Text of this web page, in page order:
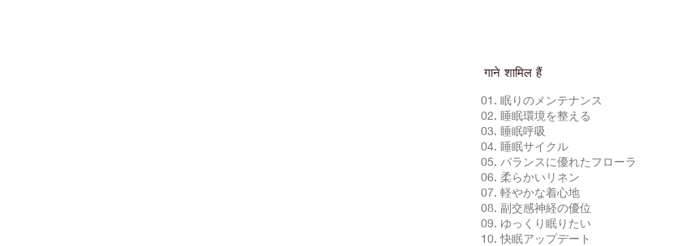
गाने शामिल हैं
01. 眠りのメンテナンス
02. 睡眠環境を整える
03. 睡眠呼吸
04. 睡眠サイクル
05. バランスに優れたフローラ
06. 柔らかいリネン
07. 軽やかな着心地
08. 副交感神経の優位
09. ゆっくり眠りたい
10. 快眠アップデート